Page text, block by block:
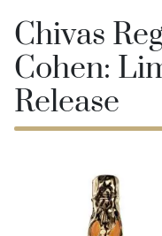
Chivas
Cohen:
Release